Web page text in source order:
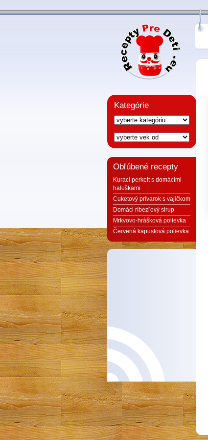
Kategórie
Obľúbené recepty
Kurací perkelt s domácimi
haluškami
Cuketový prívarok s vajíčkom
Domáci ríbezľový sirup
Mrkvovo-hrášková polievka
Červená kapustová polievka